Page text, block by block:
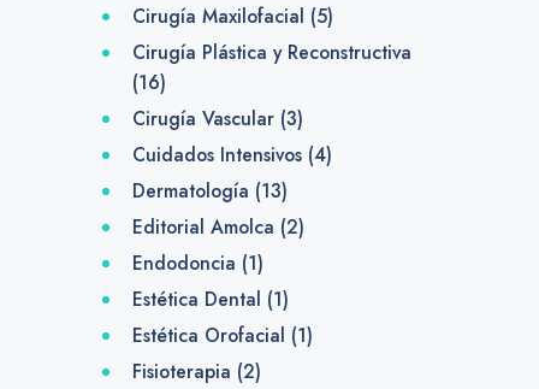
Cirugía Maxilofacial (5)
Cirugía Plástica y Reconstructiva
(16)
Cirugía Vascular(3)
Cuidados Intensivos(4)
Dermatología (13)
Editorial Amolca (2)
Endodoncia (1)
Estética Dental (1)
Estética Orofacial (1)
Fisioterapia (2)